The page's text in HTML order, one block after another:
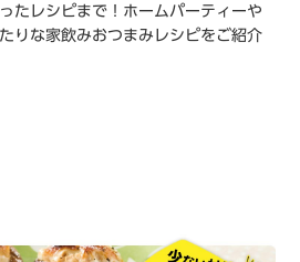
たレシピまで！ホームパーティーや
りな家飲みおつまみレシピをご紹介